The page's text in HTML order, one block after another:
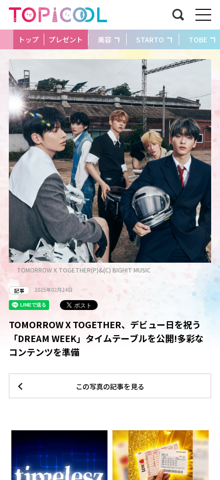
トップ プレゼント 美容 STARTO TOBE
TOMORROW X TOGETHER(P)&(C) BIGHIT MUSIC
記事 2025年02月24日
TOMORROW X TOGETHER、デビュー日を祝う
「DREAM WEEK」タイムテーブルを公開!多彩な
コンテンツを準備
この写真の記事を見る